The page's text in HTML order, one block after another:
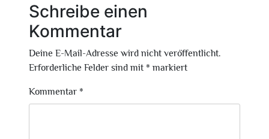
Schreibe einen
Kommentar
Deine E-Mail-Adresse wird nicht veröffentlicht.
Erforderliche Felder sind mit * markiert
Kommentar *